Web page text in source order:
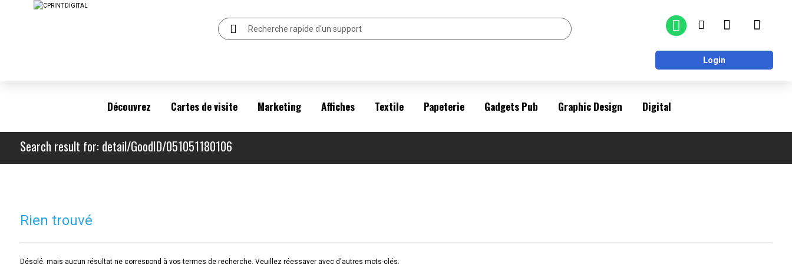
Login
Découvrez Cartes de visite Marketing Affiches Textile Papeterie Gadgets Pub Graphic Design Digital
Search result for: detail/GoodID/051051180106
Rien trouvé
Désolé, mais aucun résultat ne correspond à vos termes de recherche. Veuillez réessayer avec d'autres mots-clés.